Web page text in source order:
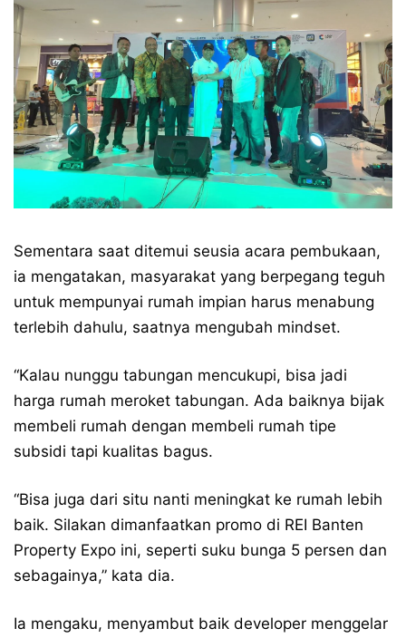
Sementara saat ditemui seusia acara pembukaan,
ia mengatakan, masyarakat yang berpegang teguh
untuk mempunyai rumah impian harus menabung
terlebih dahulu, saatnya mengubah mindset.
“Kalau nunggu tabungan mencukupi, bisa jadi
harga rumah meroket tabungan. Ada baiknya bijak
membeli rumah dengan membeli rumah tipe
subsidi tapi kualitas bagus.
“Bisa juga dari situ nanti meningkat ke rumah lebih
baik. Silakan dimanfaatkan promo di REI Banten
Property Expo ini, seperti suku bunga 5 persen dan
sebagainya,” kata dia.
Ia mengaku, menyambut baik developer menggelar